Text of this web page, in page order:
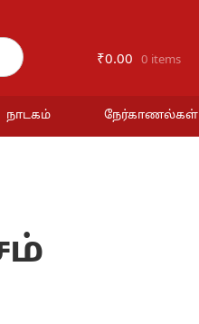
₹0.00 0 items
நாடகம் நேர்காணல்கள்